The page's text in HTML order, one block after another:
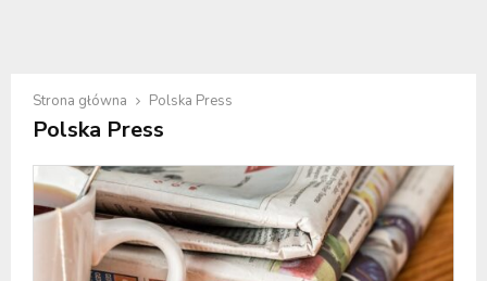
Strona główna Polska Press
Polska Press